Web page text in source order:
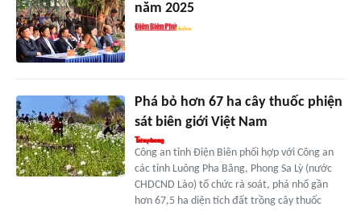
năm 2025
Phá bỏ hơn 67 ha cây thuốc phiện
sát biên giới Việt Nam
Công an tỉnh Điện Biên phối hợp với Công an
các tỉnh Luông Pha Băng, Phong Sa Lỳ (nước
CHDCND Lào) tổ chức rà soát, phá nhổ gần
hơn 67,5 ha diện tích đất trồng cây thuốc